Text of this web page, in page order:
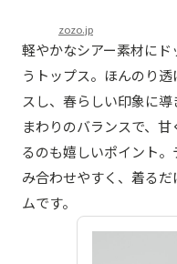
zozo.jp
軽やかなシアー素材に
うトップス。ほんのり
スし、春らしい印象に
まわりのバランスで、
るのも嬉しいポイント
み合わせやすく、着る
ムです。